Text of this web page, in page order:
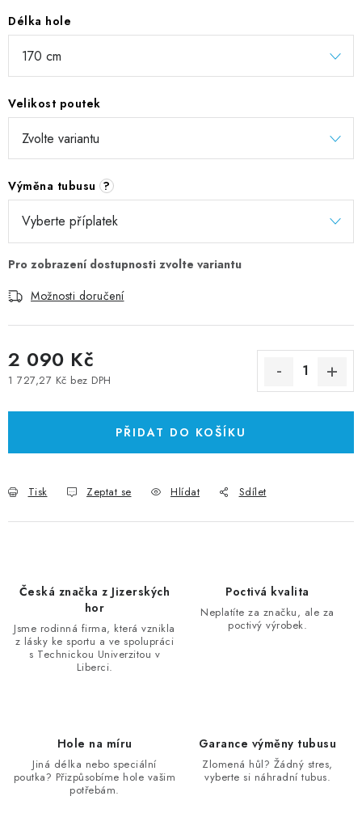
Délka hole
Velikost poutek
Výměna tubusu ?
Možnosti doručení
2 090 Kč
1 727,27 Kč bez DPH
PŘIDAT DO KOŠÍKU
Tisk Zeptat se Hlídat Sdílet
Česká značka z Jizerských
hor
Jsme rodinná firma, která vznikla
z lásky ke sportu a ve spolupráci
s Technickou Univerzitou v
Liberci.
Poctivá kvalita
Neplatíte za značku, ale za
poctivý výrobek.
Hole na míru
Jiná délka nebo speciální
poutka? Přizpůsobíme hole vašim
potřebám.
Garance výměny tubusu
Zlomená hůl? Žádný stres,
vyberte si náhradní tubus.